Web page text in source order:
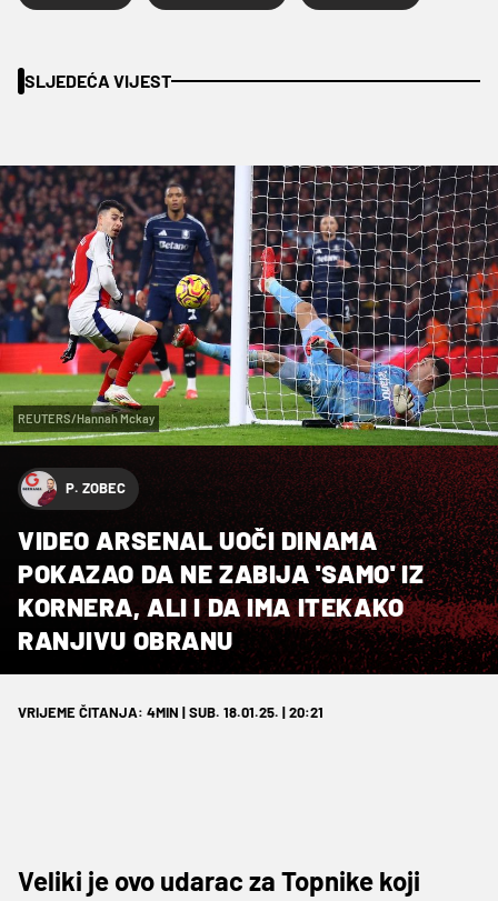
SLJEDEĆA VIJEST
REUTERS/Hannah Mckay
P. ZOBEC
VIDEO ARSENAL UOČI DINAMA
POKAZAO DA NE ZABIJA 'SAMO' IZ
KORNERA, ALI I DA IMA ITEKAKO
RANJIVU OBRANU
VRIJEME ČITANJA: 4MIN | SUB. 18.01.25. | 20:21
Veliki je ovo udarac za Topnike koji